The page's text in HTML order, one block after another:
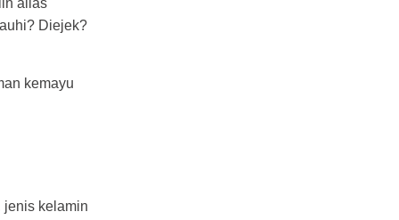
alias
Diejek?
kemayu
kelamin